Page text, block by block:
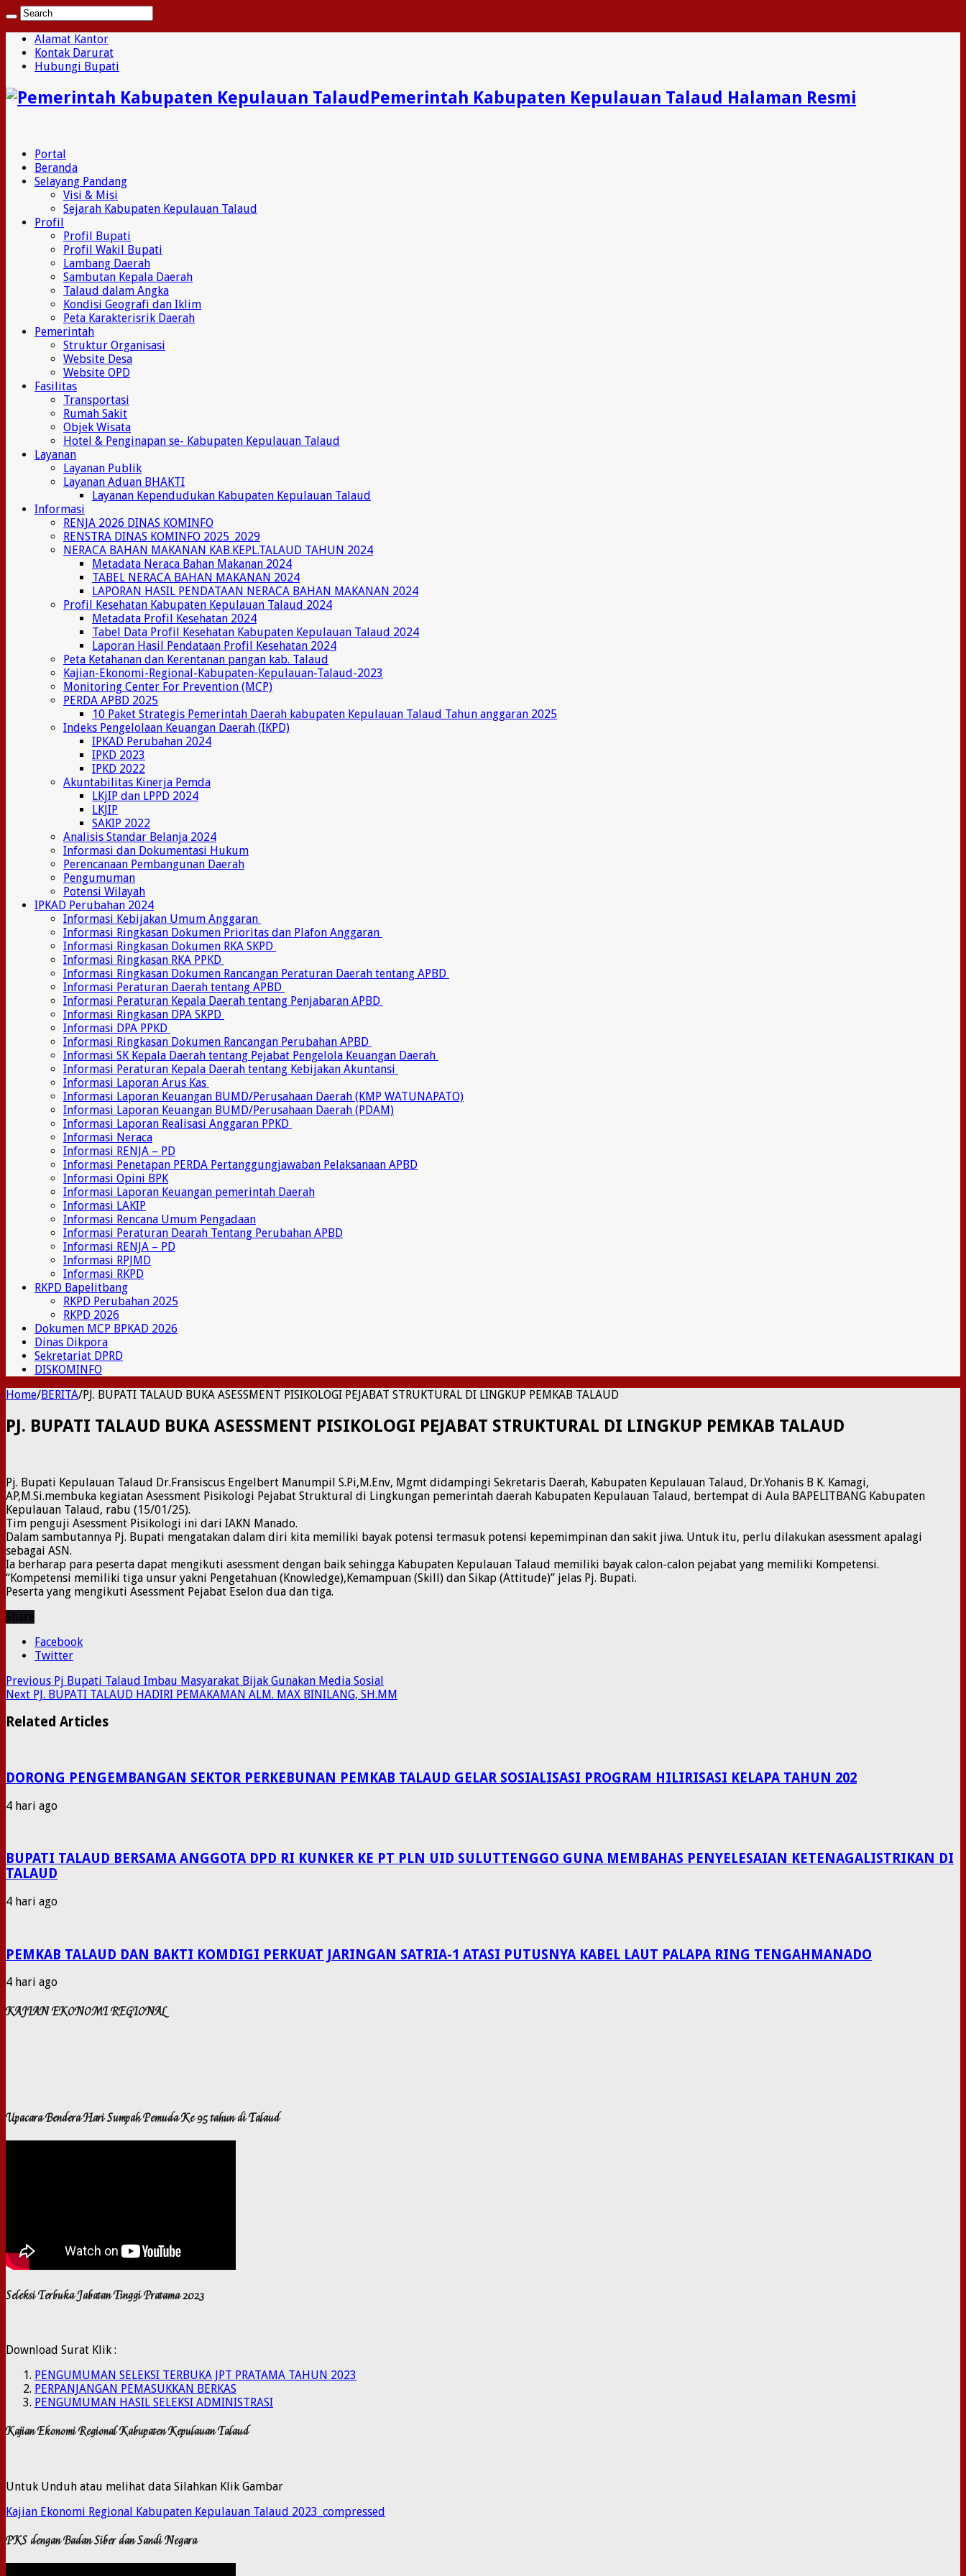
Alamat Kantor
Kontak Darurat
Hubungi Bupati
Pemerintah Kabupaten Kepulauan Talaud Halaman Resmi
Portal
Beranda
Selayang Pandang
Visi & Misi
Sejarah Kabupaten Kepulauan Talaud
Profil
Profil Bupati
Profil Wakil Bupati
Lambang Daerah
Sambutan Kepala Daerah
Talaud dalam Angka
Kondisi Geografi dan Iklim
Peta Karakterisrik Daerah
Pemerintah
Struktur Organisasi
Website Desa
Website OPD
Fasilitas
Transportasi
Rumah Sakit
Objek Wisata
Hotel & Penginapan se- Kabupaten Kepulauan Talaud
Layanan
Layanan Publik
Layanan Aduan BHAKTI
Layanan Kependudukan Kabupaten Kepulauan Talaud
Informasi
RENJA 2026 DINAS KOMINFO
RENSTRA DINAS KOMINFO 2025_2029
NERACA BAHAN MAKANAN KAB.KEPL.TALAUD TAHUN 2024
Metadata Neraca Bahan Makanan 2024
TABEL NERACA BAHAN MAKANAN 2024
LAPORAN HASIL PENDATAAN NERACA BAHAN MAKANAN 2024
Profil Kesehatan Kabupaten Kepulauan Talaud 2024
Metadata Profil Kesehatan 2024
Tabel Data Profil Kesehatan Kabupaten Kepulauan Talaud 2024
Laporan Hasil Pendataan Profil Kesehatan 2024
Peta Ketahanan dan Kerentanan pangan kab. Talaud
Kajian-Ekonomi-Regional-Kabupaten-Kepulauan-Talaud-2023
Monitoring Center For Prevention (MCP)
PERDA APBD 2025
10 Paket Strategis Pemerintah Daerah kabupaten Kepulauan Talaud Tahun anggaran 2025
Indeks Pengelolaan Keuangan Daerah (IKPD)
IPKAD Perubahan 2024
IPKD 2023
IPKD 2022
Akuntabilitas Kinerja Pemda
LKjIP dan LPPD 2024
LKJIP
SAKIP 2022
Analisis Standar Belanja 2024
Informasi dan Dokumentasi Hukum
Perencanaan Pembangunan Daerah
Pengumuman
Potensi Wilayah
IPKAD Perubahan 2024
Informasi Kebijakan Umum Anggaran
Informasi Ringkasan Dokumen Prioritas dan Plafon Anggaran
Informasi Ringkasan Dokumen RKA SKPD
Informasi Ringkasan RKA PPKD
Informasi Ringkasan Dokumen Rancangan Peraturan Daerah tentang APBD
Informasi Peraturan Daerah tentang APBD
Informasi Peraturan Kepala Daerah tentang Penjabaran APBD
Informasi Ringkasan DPA SKPD
Informasi DPA PPKD
Informasi Ringkasan Dokumen Rancangan Perubahan APBD
Informasi SK Kepala Daerah tentang Pejabat Pengelola Keuangan Daerah
Informasi Peraturan Kepala Daerah tentang Kebijakan Akuntansi
Informasi Laporan Arus Kas
Informasi Laporan Keuangan BUMD/Perusahaan Daerah (KMP WATUNAPATO)
Informasi Laporan Keuangan BUMD/Perusahaan Daerah (PDAM)
Informasi Laporan Realisasi Anggaran PPKD
Informasi Neraca
Informasi RENJA – PD
Informasi Penetapan PERDA Pertanggungjawaban Pelaksanaan APBD
Informasi Opini BPK
Informasi Laporan Keuangan pemerintah Daerah
Informasi LAKIP
Informasi Rencana Umum Pengadaan
Informasi Peraturan Dearah Tentang Perubahan APBD
Informasi RENJA – PD
Informasi RPJMD
Informasi RKPD
RKPD Bapelitbang
RKPD Perubahan 2025
RKPD 2026
Dokumen MCP BPKAD 2026
Dinas Dikpora
Sekretariat DPRD
DISKOMINFO
Home/BERITA/PJ. BUPATI TALAUD BUKA ASESSMENT PISIKOLOGI PEJABAT STRUKTURAL DI LINGKUP PEMKAB TALAUD
PJ. BUPATI TALAUD BUKA ASESSMENT PISIKOLOGI PEJABAT STRUKTURAL DI LINGKUP PEMKAB TALAUD
Pj. Bupati Kepulauan Talaud Dr.Fransiscus Engelbert Manumpil S.Pi,M.Env, Mgmt didampingi Sekretaris Daerah, Kabupaten Kepulauan Talaud, Dr.Yohanis B K. Kamagi,
AP,M.Si.membuka kegiatan Asessment Pisikologi Pejabat Struktural di Lingkungan pemerintah daerah Kabupaten Kepulauan Talaud, bertempat di Aula BAPELITBANG Kabupaten
Kepulauan Talaud, rabu (15/01/25).
Tim penguji Asessment Pisikologi ini dari IAKN Manado.
Dalam sambutannya Pj. Bupati mengatakan dalam diri kita memiliki bayak potensi termasuk potensi kepemimpinan dan sakit jiwa. Untuk itu, perlu dilakukan asessment apalagi
sebagai ASN.
Ia berharap para peserta dapat mengikuti asessment dengan baik sehingga Kabupaten Kepulauan Talaud memiliki bayak calon-calon pejabat yang memiliki Kompetensi.
“Kompetensi memiliki tiga unsur yakni Pengetahuan (Knowledge),Kemampuan (Skill) dan Sikap (Attitude)” jelas Pj. Bupati.
Peserta yang mengikuti Asessment Pejabat Eselon dua dan tiga.
Facebook
Twitter
Previous Pj Bupati Talaud Imbau Masyarakat Bijak Gunakan Media Sosial
Next PJ. BUPATI TALAUD HADIRI PEMAKAMAN ALM. MAX BINILANG, SH.MM
Related Articles
DORONG PENGEMBANGAN SEKTOR PERKEBUNAN PEMKAB TALAUD GELAR SOSIALISASI PROGRAM HILIRISASI KELAPA TAHUN 202
4 hari ago
BUPATI TALAUD BERSAMA ANGGOTA DPD RI KUNKER KE PT PLN UID SULUTTENGGO GUNA MEMBAHAS PENYELESAIAN KETENAGALISTRIKAN DI
TALAUD
4 hari ago
PEMKAB TALAUD DAN BAKTI KOMDIGI PERKUAT JARINGAN SATRIA-1 ATASI PUTUSNYA KABEL LAUT PALAPA RING TENGAHMANADO
4 hari ago
KAJIAN EKONOMI REGIONAL
Upacara Bendera Hari Sumpah Pemuda Ke 95 tahun di Talaud
Seleksi Terbuka Jabatan Tinggi Pratama 2023
Download Surat Klik :
PENGUMUMAN SELEKSI TERBUKA JPT PRATAMA TAHUN 2023
PERPANJANGAN PEMASUKKAN BERKAS
PENGUMUMAN HASIL SELEKSI ADMINISTRASI
Kajian Ekonomi Regional Kabupaten Kepulauan Talaud
Untuk Unduh atau melihat data Silahkan Klik Gambar
Kajian Ekonomi Regional Kabupaten Kepulauan Talaud 2023_compressed
PKS dengan Badan Siber dan Sandi Negara